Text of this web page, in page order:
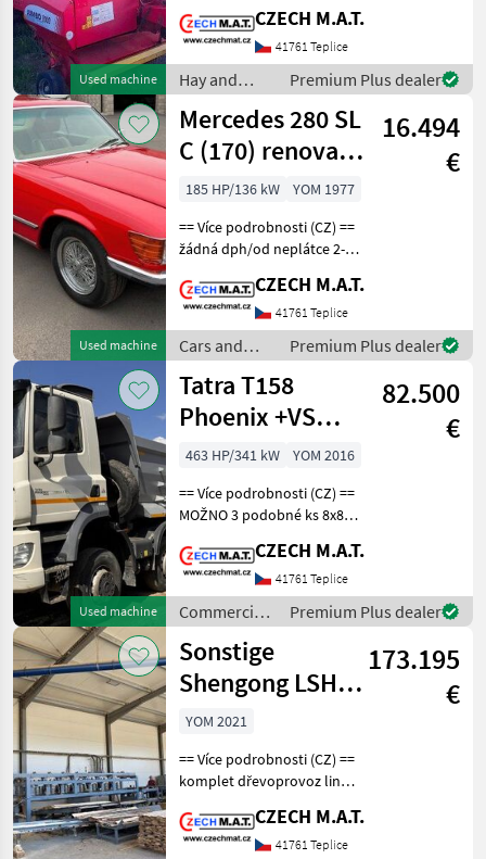
Used machine
Pöttinger Jumbo 8000 rok
2009 hmotnost 8.320 kg
objem nákladu 46.5m3
šířka sběru 2
CZECH M.A.T.
41761 Teplice
Hay and
forage
equipment /
Pöttinger
Premium Plus dealer
Used machine
Mercedes 280 SL
C (170) renovace
renovation
renowacja
16.494
€
185 HP/136 kW
YOM 1977
== Více podrobnosti (CZ) ==
žádná dph/od neplátce 2-
RENOVACI zatím
neregistrováno = možné
veteránské SPZ
MercedesBenz SLC 280 (107)
r
CZECH M.A.T.
41761 Teplice
Cars and
motorbikes /
Mercedes
Premium Plus dealer
Used machine
Tatra T158
Phoenix +VS
Mont
82.500
€
463 HP/341 kW
YOM 2016
== Více podrobnosti (CZ) ==
MOŽNO 3 podobné ks 8x8
Phoenix rok 06/2016, najeto
270 000 km, motor DAF 340
kW / 12.902 cm3 / Eur6
celkov
CZECH M.A.T.
41761 Teplice
Commercial
vehicles /
Tatra
Premium Plus dealer
Sonstige
Shengong LSH
350/4500 +(CZ)
173.195
€
YOM 2021
== Více podrobnosti (CZ) ==
komplet dřevoprovoz linka
2021, ale provoz až 2023 viz
naše VIDEO z 5/2025 řeže
CZECH M.A.T.
41761 Teplice